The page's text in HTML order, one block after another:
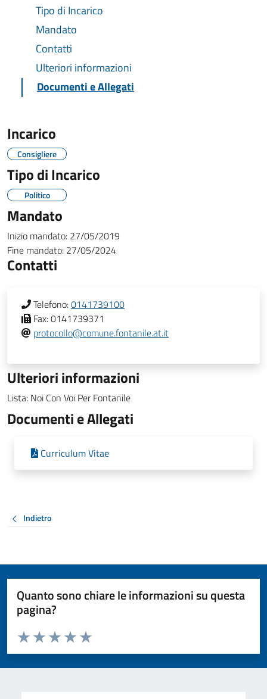
Tipo di Incarico
Mandato
Contatti
Ulteriori informazioni
Documenti e Allegati
Incarico
Consigliere
Tipo di Incarico
Politico
Mandato
Inizio mandato: 27/05/2019
Fine mandato: 27/05/2024
Contatti
Telefono:0141739100
Fax:0141739371
protocollo@comune.fontanile.at.it
Ulteriori informazioni
Lista: Noi Con Voi Per Fontanile
Documenti e Allegati
Curriculum Vitae
Indietro
Quanto sono chiare le informazioni su questa
pagina?
Valuta da 1 a 5 stelle la pagina
Valuta 5 stelle su 5
Valuta 4 stelle su 5
Valuta 3 stelle su 5
Valuta 2 stelle su 5
Valuta 1 stelle su 5